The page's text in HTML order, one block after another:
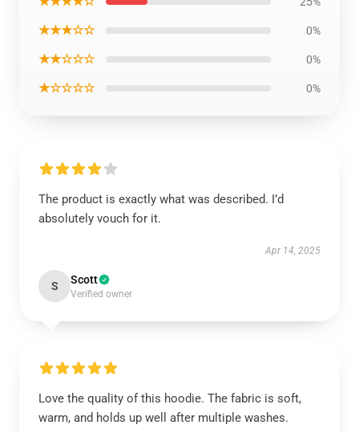
★★★☆☆ 0%
★★☆☆☆ 0%
★☆☆☆☆ 0%
The product is exactly what was described. I’d
absolutely vouch for it.
Apr 14, 2025
S Scott
Verified owner
Love the quality of this hoodie. The fabric is soft,
warm, and holds up well after multiple washes.